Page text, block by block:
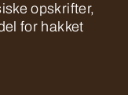
opskrifter,
for hakket